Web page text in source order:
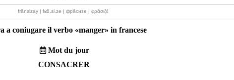
frãnsizay | fʁɑ̃.si.ze | фрãсизе | φρɑ̃σιζέ
a coniugare il verbo «manger» in francese
Mot du jour
CONSACRER